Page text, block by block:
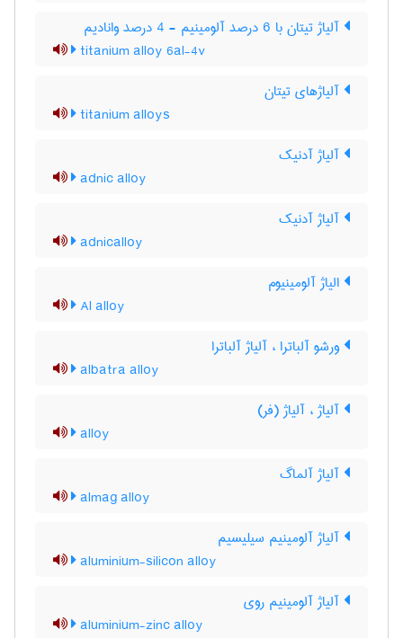
آلیاژ تیتان با 6 درصد آلومینیم - 4 درصد وانادیم
titanium alloy 6al-4v
آلیاژهای تیتان
titanium alloys
آلیاژ آدنیک
adnic alloy
آلیاژ آدنیک
adnicalloy
الیاژ آلومینیوم
Al alloy
ورشو آلباترا ، آلیاژ آلباترا
albatra alloy
آلیاژ ، آلیاژ (فر)
alloy
آلیاژ آلماگ
almag alloy
آلیاژ آلومینیم سیلیسیم
aluminium-silicon alloy
آلیاژ آلومینیم روی
aluminium-zinc alloy